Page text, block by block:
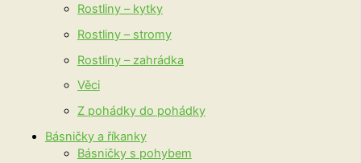
Rostliny – kytky
Rostliny – stromy
Rostliny – zahrádka
Věci
Z pohádky do pohádky
Básničky a říkanky
Básničky s pohybem